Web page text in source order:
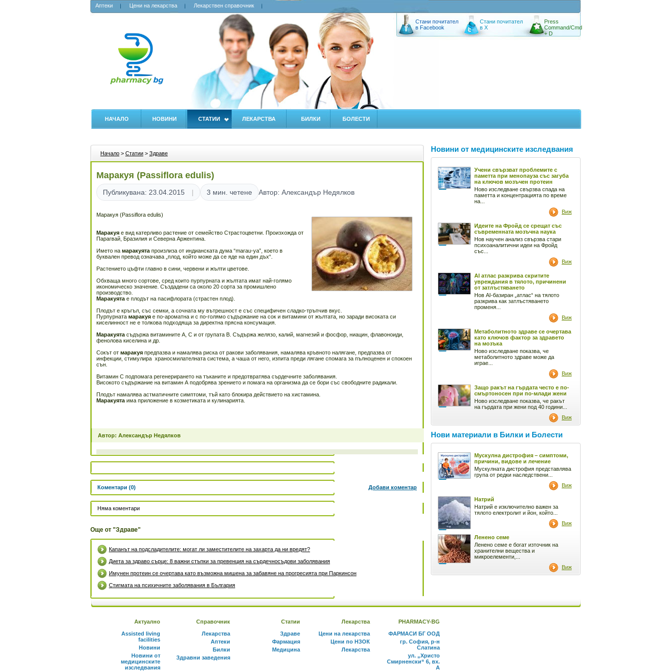
Аптеки Цени на лекарства Лекарствен справочник
Стани почитател
в Facebook
Стани почитател
в X
Press
Command/Cmd
+ D
НАЧАЛО НОВИНИ СТАТИИ ЛЕКАРСТВА БИЛКИ БОЛЕСТИ
Начало > Статии > Здраве
Маракуя (Passiflora edulis)
Публикувана: 23.04.2015 3 мин. четене Автор: Александър Недялков
Маракуя (Passiflora edulis)
Маракуя е вид катерливо растение от семейство Страстоцветни. Произхожда от
Парагвай, Бразилия и Северна Аржентина.
Името на маракуята произлиза от индианската дума “marau-ya”, което в
буквален превод означава „плод, който може да се яде на един дъх“.
Растението цъфти главно в сини, червени и жълти цветове.
Обхваща много сортове, сред които пурпурната и жълтата имат най-голямо
икономическо значение. Създадени са около 20 сорта за промишлено
производство.
Маракуята е плодът на пасифлората (страстен плод).
Плодът е кръгъл, със семки, а сочната му вътрешност е със специфичен сладко-тръпчив вкус.
Пурпурната маракуя е по-ароматна и с по-голямо съдържание на сок и витамини от жълтата, но заради високата си
киселинност не е толкова подходяща за директна прясна консумация.
Маракуята съдържа витамините А, С и от групата B. Съдържа желязо, калий, магнезий и фосфор, ниацин, флавоноиди,
фенолова киселина и др.
Сокът от маракуя предпазва и намалява риска от ракови заболявания, намалява кръвното налягане, предпазва от
инфекции, стимулира храносмилателната система, а чаша от него, изпита преди лягане спомага за пълноценен и спокоен
сън.
Витамин С подпомага регенерирането на тъканите и предотвратява сърдечните заболявания.
Високото съдържание на витамин А подобрява зрението и помага на организма да се бори със свободните радикали.
Плодът намалява астматичните симптоми, тъй като блокира действието на хистамина.
Маракуята има приложение в козметиката и кулинарията.
Автор: Александър Недялков
Коментари (0) Добави коментар
Няма коментари
Още от "Здраве"
Капанът на подсладителите: могат ли заместителите на захарта да ни вредят?
Диета за здраво сърце: 8 важни стъпки за превенция на сърдечносъдови заболявания
Имунен протеин се очертава като възможна мишена за забавяне на прогресията при Паркинсон
Стигмата на психичните заболявания в България
Новини от медицинските изследвания
Учени свързват проблемите с
паметта при менопауза със загуба
на ключов мозъчен протеин
Ново изследване свързва спада на
паметта и концентрацията по време
на...
Виж
Идеите на Фройд се срещат със
съвременната мозъчна наука
Нов научен анализ свързва стари
психоаналитични идеи на Фройд
със...
Виж
AI атлас разкрива скритите
увреждания в тялото, причинени
от затлъстяването
Нов AI-базиран „атлас“ на тялото
разкрива как затлъстяването
променя...
Виж
Метаболитното здраве се очертава
като ключов фактор за здравето
на мозъка
Ново изследване показва, че
метаболитното здраве може да
играе...
Виж
Защо ракът на гърдата често е по-
смъртоносен при по-млади жени
Ново изследване показва, че ракът
на гърдата при жени под 40 години...
Виж
Нови материали в Билки и Болести
Мускулна дистрофия – симптоми,
причини, видове и лечение
Мускулната дистрофия представлява
група от редки наследствени...
Виж
Натрий
Натрий е изключително важен за
тялото електролит и йон, който...
Виж
Ленено семе
Ленено семе е богат източник на
хранителни вещества и
микроелементи,...
Виж
Актуално
Assisted living
facilities
Новини
Новини от
медицинските
изследвания
Справочник
Лекарства
Аптеки
Билки
Здравни заведения
Статии
Здраве
Фармация
Медицина
Лекарства
Цени на лекарства
Цени по НЗОК
Лекарства
PHARMACY-BG
ФАРМАСИ БГ ООД
гр. София, р-н
Слатина
ул. „Христо
Смирненски“ 6, вх.
А